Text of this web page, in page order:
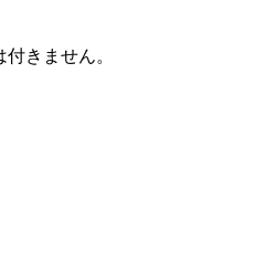
きません。